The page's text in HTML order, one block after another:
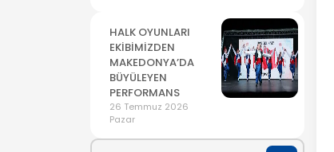
HALK OYUNLARI
EKİBİMİZDEN
MAKEDONYA’DA
BÜYÜLEYEN
PERFORMANS
26 Temmuz 2026
Pazar